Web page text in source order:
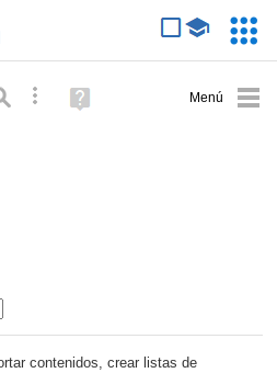
Búsqueda avanzada
Ayuda
(en
contenidos, crear listas de